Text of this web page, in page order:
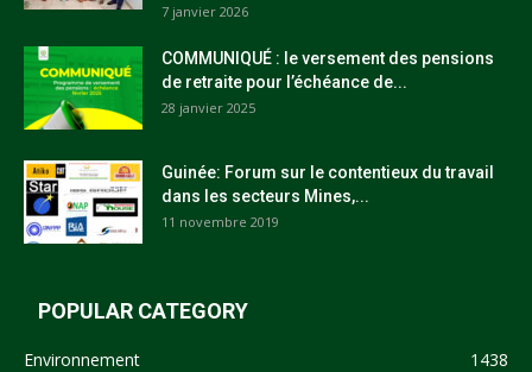
7 janvier 2026
COMMUNIQUÉ : le versement des pensions
de retraite pour l’échéance de...
28 janvier 2025
Guinée: Forum sur le contentieux du travail
dans les secteurs Mines,...
11 novembre 2019
POPULAR CATEGORY
Environnement
1438